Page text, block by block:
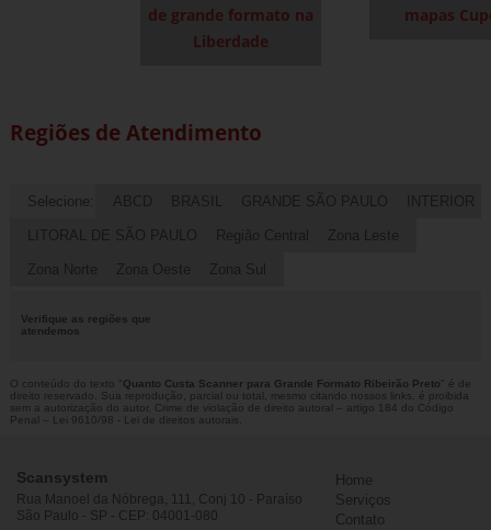
de grande formato na
Liberdade
mapas
Regiões de Atendimento
Selecione: ABCD BRASIL GRANDE SÃO PAULO INTERIOR
LITORAL DE SÃO PAULO Região Central Zona Leste
Zona Norte Zona Oeste Zona Sul
Verifique as regiões que
atendemos
O conteúdo do texto " Quanto Custa Scanner para Grande Formato Ribeirão Preto " é de
direito reservado. Sua reprodução, parcial ou total, mesmo citando nossos links, é proibida
sem a autorização do autor. Crime de violação de direito autoral – artigo 184 do Código
Penal – Lei 9610/98 - Lei de direitos autorais .
Scansystem
Rua Manoel da Nóbrega, 111, Conj 10 - Paraíso
São Paulo - SP - CEP: 04001-080
Home
Serviços
Contato